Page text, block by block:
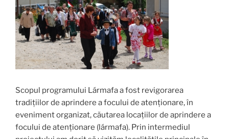
Scopul programului Lármafa a fost revigorarea
tradițiilor de aprindere a focului de atenționare, în
eveniment organizat, căutarea locațiilor de aprindere a
focului de atenționare (lármafa). Prin intermediul